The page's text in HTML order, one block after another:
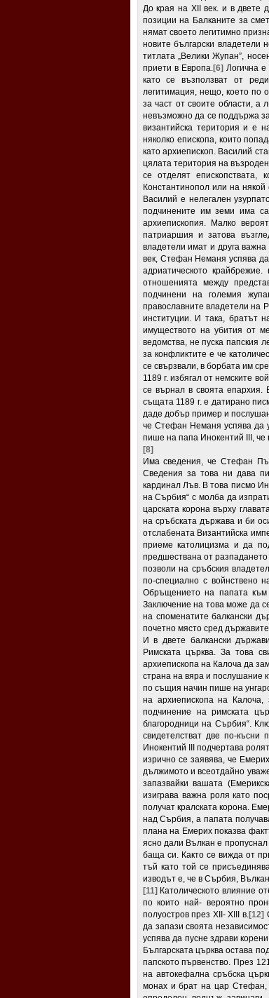
До края на XII век. и в двете
позиции на Балканите за
нямат своето легитимно
новите български владетели
титлата „Велики Жупан”,
приети в Европа.[6] Логична е
като се възползват от
легитимация, нещо, което по
за част от своите области, а
невъзможно да се поддържа
византийска територия и е
няколко епископа, които
като архиепископ. Василий
цялата територия на
се отделят епископствата,
Константинопол или на
Василий е нелегален
подчинените им земи има
архиепископия. Малко
патриаршия и затова
владетели имат и друга важна
век, Стефан Неманя успява
адриатическото
отношенията между
подчинени на големия
православните владетели на
институции. И така, братът
имуществото на убития от
ведомства, не пуска папския
за конфликтите е че
се свързвали, в борбата им
1189 г. избягал от немските
се върнал в своята епархия.
същата 1189 г. е датирано
даде добър пример и
че Стефан Неманя успява да
пише на папа Инокентий III, че
[8]
Има сведения, че Стефан
Сведения за това ни дава
кардинал Лъв. В това писмо
на Сърбия“ с молба да
царската корона върху
на сръбската държава и би
отслабената Византийска
приеме католицизма и да
предшествана от
позволи на сръбския
по-специално с войнствено
Обръщението на папата
Заключение на това може да
на споменатите балкански
почетно място сред държавите
И в двете балкански
Римската църква. За това
архиепископа на Калоча да
страна на вяра и послушание
по същия начин пише на
на архиепископа на
подчинение на римската
благородници на Сърбия“.
свидетелстват две по-
Инокентий III подчертава
изрично се заявява, че
дължимото и всеотдайно
запазвайки вашата
изиграва важна роля като
получат кралската корона.
над Сърбия, а папата
плана на Емерих показва
ясно дали Вълкан е
баща си. Както се вижда от
тъй като той се
изводът е, че в Сърбия,
[11] Католическото влияние
по които най- вероятно
полуостров през XII- XIII в.[12]
да запази своята
успява да пусне здрави
Българската църква остава
папското първенство. През
на автокефална сръбска
монах и брат на цар Стефан,